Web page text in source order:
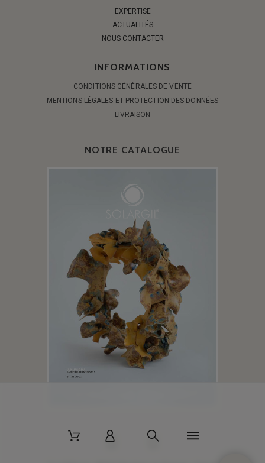
EXPERTISE
ACTUALITÉS
NOUS CONTACTER
INFORMATIONS
CONDITIONS GÉNÉRALES DE VENTE
MENTIONS LÉGALES ET PROTECTION DES DONNÉES
LIVRAISON
NOTRE CATALOGUE